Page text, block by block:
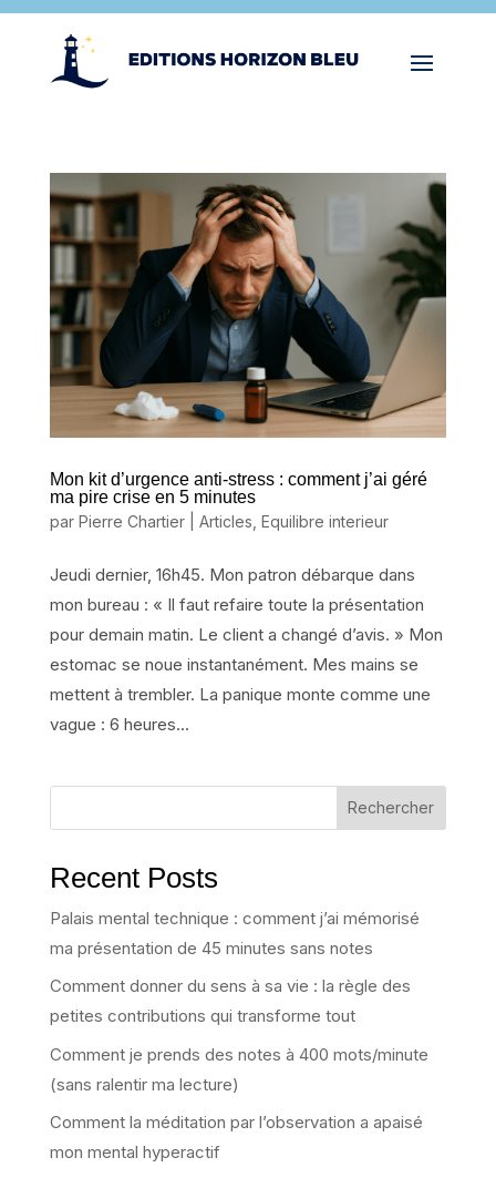
Mon kit d’urgence anti-stress : comment j’ai géré
ma pire crise en 5 minutes
par Pierre Chartier| Articles Equilibre interieur
Jeudi dernier, 16h45. Mon patron débarque dans
mon bureau : « Il faut refaire toute la présentation
pour demain matin. Le client a changé d’avis. » Mon
estomac se noue instantanément. Mes mains se
mettent à trembler. La panique monte comme une
vague : 6 heures...
Rechercher
Recent Posts
Palais mental technique : comment j’ai mémorisé
ma présentation de 45 minutes sans notes
Comment donner du sens à sa vie : la règle des
petites contributions qui transforme tout
Comment je prends des notes à 400 mots/minute
(sans ralentir ma lecture)
Comment la méditation par l’observation a apaisé
mon mental hyperactif